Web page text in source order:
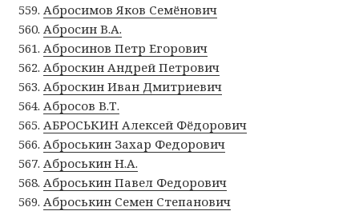
Абросимов Яков Семёнович
Абросин В.А.
Абросинов Петр Егорович
Аброскин Андрей Петрович
Аброскин Иван Дмитриевич
Абросов В.Т.
АБРОСЬКИН Алексей Фёдорович
Аброськин Захар Федорович
Аброськин Н.А.
Аброськин Павел Федорович
Аброськин Семен Степанович